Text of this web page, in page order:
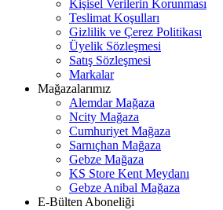
Kişisel Verilerin Korunması
Teslimat Koşulları
Gizlilik ve Çerez Politikası
Üyelik Sözleşmesi
Satış Sözleşmesi
Markalar
Mağazalarımız
Alemdar Mağaza
Ncity Mağaza
Cumhuriyet Mağaza
Sarnıçhan Mağaza
Gebze Mağaza
KS Store Kent Meydanı
Gebze Anibal Mağaza
E-Bülten Aboneliği